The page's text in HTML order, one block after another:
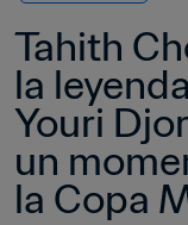
Tahith
la
Youri
un
la Copa